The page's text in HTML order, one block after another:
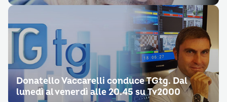
Donatello Vaccarelli conduce TGtg. Dal
lunedì al venerdì alle 20.45 su Tv2000